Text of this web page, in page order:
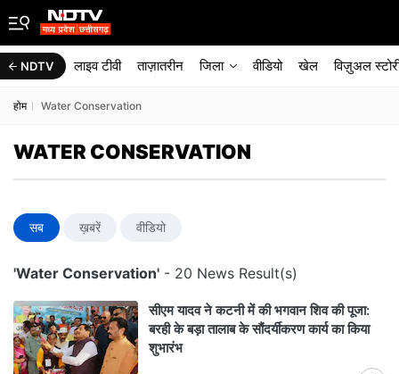
NDTV लाइव टीवी ताज़ातरीन जिला वीडियो खेल विज़ुअल
होम Water Conservation
WATER CONSERVATION
सब ख़बरें वीडियो
'Water Conservation' - 20 News Result(s)
सीएम यादव ने कटनी में की भगवान शिव की पूजा:
बरही के बड़ा तालाब के सौंदर्यीकरण कार्य का किया
शुभारंभ